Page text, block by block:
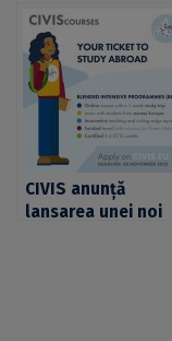
programe hibride
intensive – Blended
Intensive
Programmes
CIVIS anunță
lansarea unei noi